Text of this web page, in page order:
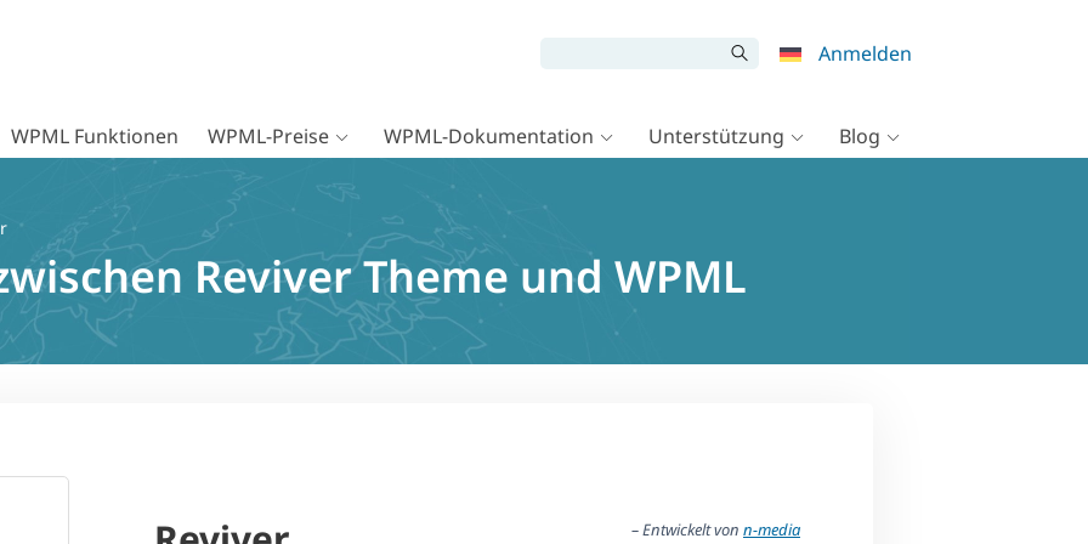
Anmelden
WPML Funktionen WPML-Preise WPML-Dokumentation Unterstützung Blog
Reviver Theme und WPML
– Entwickelt von n-media